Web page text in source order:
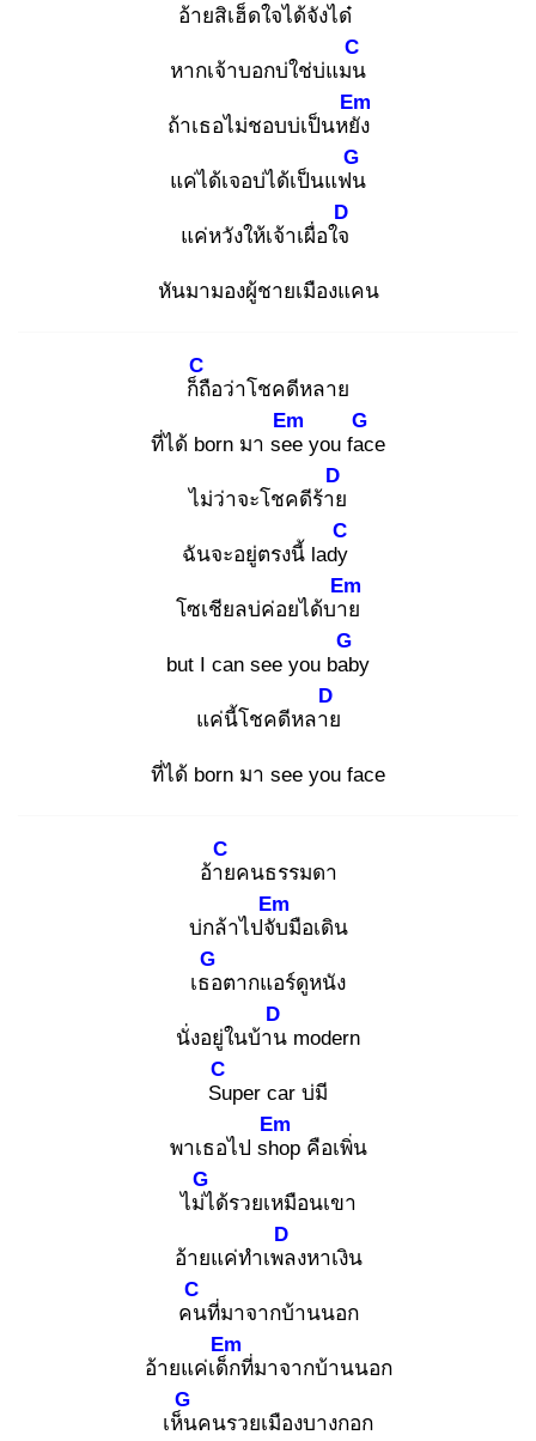
อ้ายสิเฮ็ดใจได้จังได๋
หากเจ้าบอกบ่ใช่บ่แมน
C
ถ้าเธอไม่ชอบบ่เป็นหยัง
Em
แค่ได้เจอบ่ได้เป็นแฟน
G
แค่หวังให้เจ้าเผื่อใจ
D
หันมามองผู้ชายเมืองแคน
ก็ถื
C
อว่าโชคดีหลาย
ที่ได้ born มา see
Em
you fac
G
e
ไม่ว่าจะโชคดีร้าย
D
ฉันจะอยู่ตรงนี้ lady
C
โซเชียลบ่ค่อยได้บาย
Em
but I can see you bab
G
y
แค่นี้โชคดีหลาย
D
ที่ได้ born มา see you face
อ้าย
C
คนธรรมดา
บ่กล้าไปจับ
Em
มือเดิน
เธอ
G
ตากแอร์ดูหนัง
นั่งอยู่ในบ้าน
D
modern
Su
C
per car บ่มี
พาเธอไป sho
Em
p คือเพิ่น
ไม่ไ
G
ด้รวยเหมือนเขา
อ้ายแค่ทำเพล
D
งหาเงิน
คน
C
ที่มาจากบ้านนอก
อ้ายแค่เด็ก
Em
ที่มาจากบ้านนอก
เห็น
G
คนรวยเมืองบางกอก